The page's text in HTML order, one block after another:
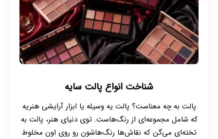
شناخت انواع پالت سایه
پالت به چه معناست؟ پالت یه وسیله یا ابزار آرایشی‌ هنریه
که شامل مجموعه‌ای از رنگ‌هاست. توی دنیای هنر، پالت به
تخته‌ای می‌گن که نقاش‌ها رنگ‌هاشون رو روی اون مخلوط